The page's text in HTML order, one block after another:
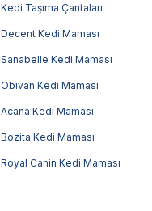
Kedi Taşıma Çantaları
Decent Kedi Maması
Sanabelle Kedi Maması
Obivan Kedi Maması
Acana Kedi Maması
Bozita Kedi Maması
Royal Canin Kedi Maması